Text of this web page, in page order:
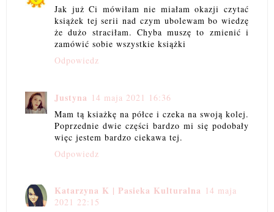
Jak już Ci mówiłam nie miałam okazji czytać
książek tej serii nad czym ubolewam bo wiedzę
że dużo straciłam. Chyba muszę to zmienić i
zamówić sobie wszystkie książki
Odpowiedz
Justyna 14 maja 2021 16:36
Mam tą ksiażkę na półce i czeka na swoją kolej.
Poprzednie dwie części bardzo mi się podobały
więc jestem bardzo ciekawa tej.
Odpowiedz
Katarzyna K | Pasieka Kulturalna 14 maja
2021 22:15